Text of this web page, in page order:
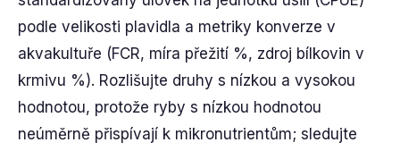
podle velikosti plavidla a metriky konverze v
akvakultuře (FCR, míra přežití %, zdroj bílkovin v
krmivu %). Rozlišujte druhy s nízkou a vysokou
hodnotou, protože ryby s nízkou hodnotou
neúměrně přispívají k mikronutrientům; sledujte